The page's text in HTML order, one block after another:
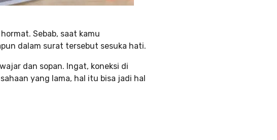
Sebab, saat kamu
dalam surat tersebut sesuka hati.
dan sopan. Ingat, koneksi di
yang lama, hal itu bisa jadi hal